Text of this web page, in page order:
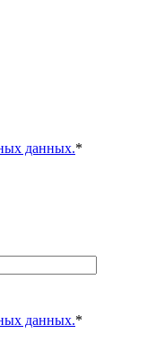
данных.*
данных.*